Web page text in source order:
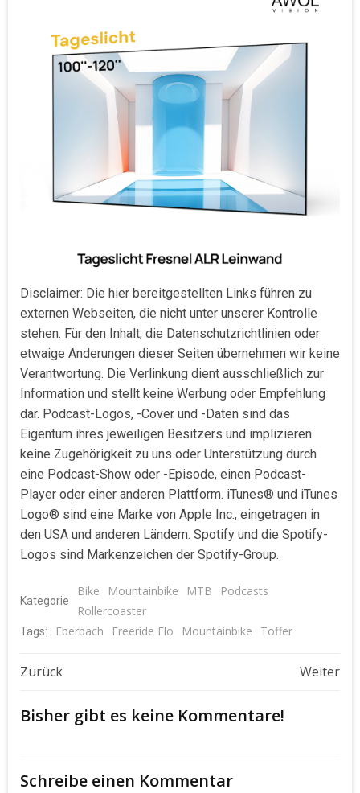
Disclaimer: Die hier bereitgestellten Links führen zu
externen Webseiten, die nicht unter unserer Kontrolle
stehen. Für den Inhalt, die Datenschutzrichtlinien oder
etwaige Änderungen dieser Seiten übernehmen wir keine
Verantwortung. Die Verlinkung dient ausschließlich zur
Information und stellt keine Werbung oder Empfehlung
dar. Podcast-Logos, -Cover und -Daten sind das
Eigentum ihres jeweiligen Besitzers und implizieren
keine Zugehörigkeit zu uns oder Unterstützung durch
eine Podcast-Show oder -Episode, einen Podcast-
Player oder einer anderen Plattform. iTunes® und iTunes
Logo® sind eine Marke von Apple Inc., eingetragen in
den USA und anderen Ländern. Spotify und die Spotify-
Logos sind Markenzeichen der Spotify-Group.
Kategorie
Bike Mountainbike MTB
Podcasts
Rollercoaster
Tags: Eberbach Freeride Flo Mountainbike Toffer
Beitragsnavigation
Zurück Weiter
Bisher gibt es keine Kommentare!
Schreibe einen Kommentar